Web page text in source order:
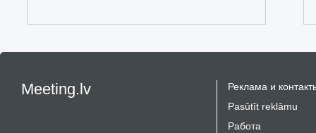
Meeting.lv
Реклама и
Pasūtīt reklāmu
Работа